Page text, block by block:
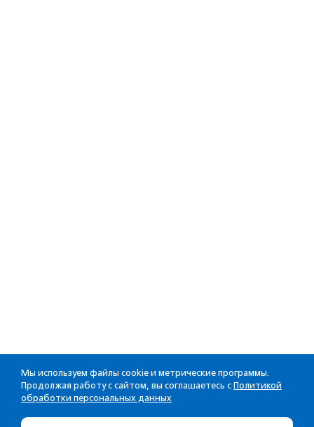
Мы используем файлы cookie и метрические программы.
Продолжая работу с сайтом, вы соглашаетесь с Политикой
обработки персональных данных